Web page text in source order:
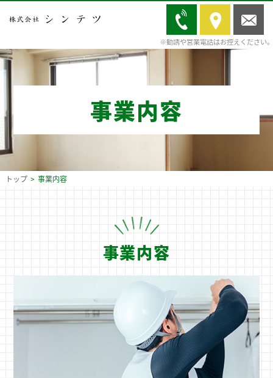
事業内容
トップ 事業内容
事業内容